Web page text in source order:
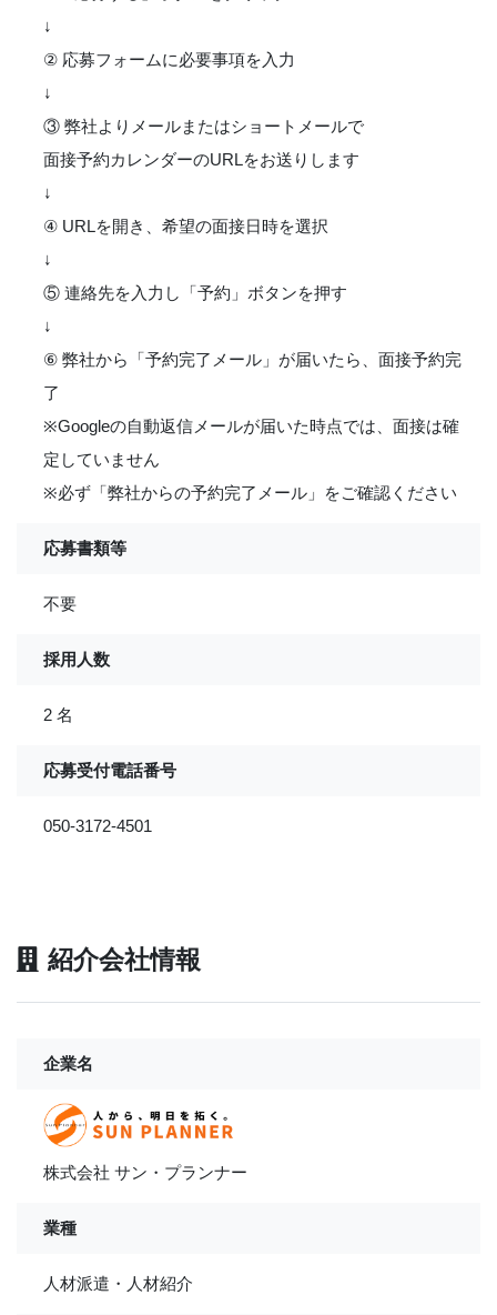
↓
② 応募フォームに必要事項を入力
↓
③ 弊社よりメールまたはショートメールで
面接予約カレンダーのURLをお送りします
↓
④ URLを開き、希望の面接日時を選択
↓
⑤ 連絡先を入力し「予約」ボタンを押す
↓
⑥ 弊社から「予約完了メール」が届いたら、面接予約完
了
※Googleの自動返信メールが届いた時点では、面接は確
定していません
※必ず「弊社からの予約完了メール」をご確認ください
応募書類等
不要
採用人数
2 名
応募受付電話番号
050-3172-4501
紹介会社情報
企業名
株式会社 サン・プランナー
業種
人材派遣・人材紹介